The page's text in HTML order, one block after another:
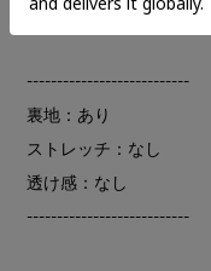
調整可能です。
---------------------------
裏地：あり
ストレッチ：なし
透け感：なし
---------------------------